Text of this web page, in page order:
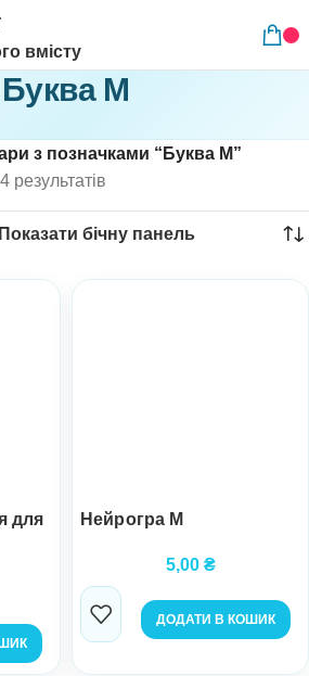
вмісту
Буква М
з позначками “Буква М”
результатів
Показати бічну панель
для
Нейрогра М
5,00 ₴
ДОДАТИ В КОШИК